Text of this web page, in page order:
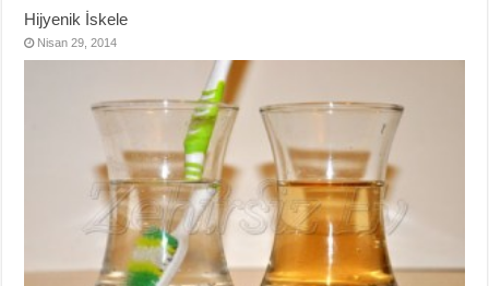
Hijyenik İskele
Nisan 29, 2014